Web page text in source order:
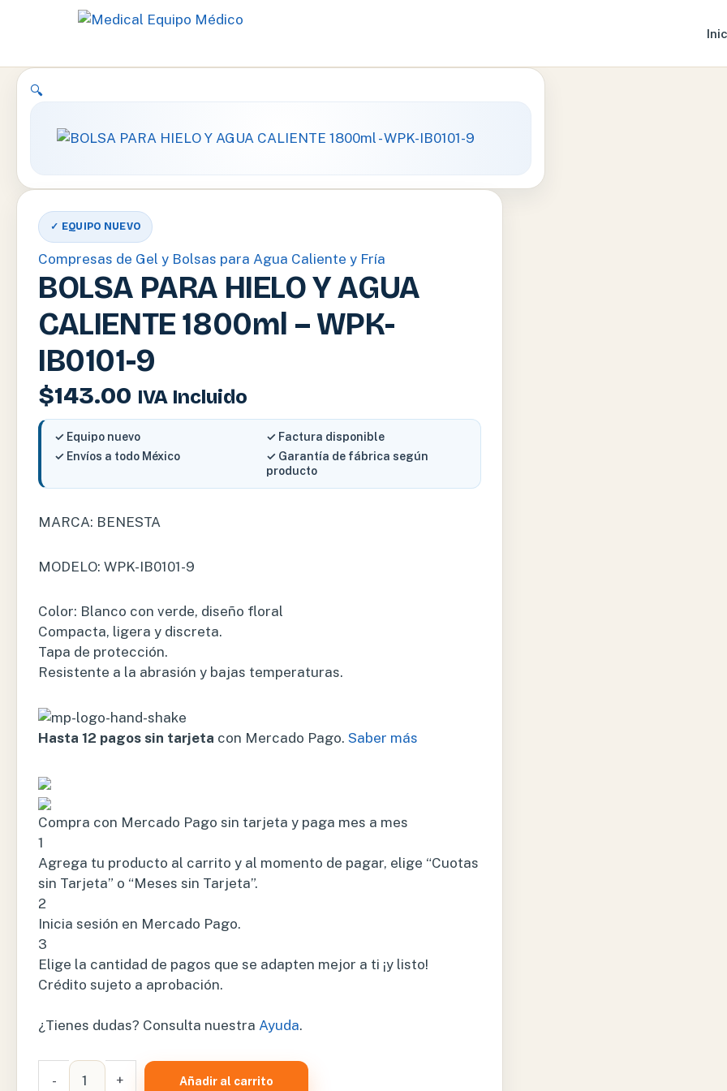
🔍
✓ EQUIPO NUEVO
Compresas de Gel y Bolsas para Agua Caliente y Fría
BOLSA PARA HIELO Y AGUA
CALIENTE 1800ml – WPK-
IB0101-9
$143.00 IVA Incluido
✓ Equipo nuevo
✓ Factura disponible
✓ Envíos a todo México
✓ Garantía de fábrica según
producto
MARCA: BENESTA
MODELO: WPK-IB0101-9
Color: Blanco con verde, diseño floral
Compacta, ligera y discreta.
Tapa de protección.
Resistente a la abrasión y bajas temperaturas.
Hasta 12 pagos sin tarjeta con Mercado Pago. Saber más
Compra con Mercado Pago sin tarjeta y paga mes a mes
1
Agrega tu producto al carrito y al momento de pagar, elige “Cuotas
sin Tarjeta” o “Meses sin Tarjeta”.
2
Inicia sesión en Mercado Pago.
3
Elige la cantidad de pagos que se adapten mejor a ti ¡y listo!
Crédito sujeto a aprobación.
¿Tienes dudas? Consulta nuestra Ayuda.
-
BOLSA
+ Añadir al carrito